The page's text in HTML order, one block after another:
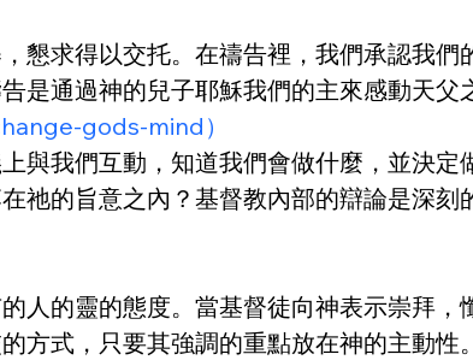
懇求得以交托。在禱告裡，我們承認我
通過神的兒子耶穌我們的主來感動天父
gods-mind）
與我們互動，知道我們會做什麼，並決
的旨意之內？基督教內部的辯論是深刻
人的靈的態度。當基督徒向神表示崇拜
方式，只要其強調的重點放在神的主動